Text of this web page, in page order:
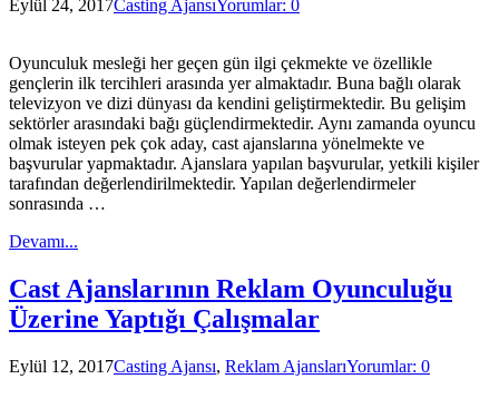
Eylül 24, 2017Casting AjansıYorumlar: 0
Oyunculuk mesleği her geçen gün ilgi çekmekte ve özellikle
gençlerin ilk tercihleri arasında yer almaktadır. Buna bağlı olarak
televizyon ve dizi dünyası da kendini geliştirmektedir. Bu gelişim
sektörler arasındaki bağı güçlendirmektedir. Aynı zamanda oyuncu
olmak isteyen pek çok aday, cast ajanslarına yönelmekte ve
başvurular yapmaktadır. Ajanslara yapılan başvurular, yetkili kişiler
tarafından değerlendirilmektedir. Yapılan değerlendirmeler
sonrasında …
Devamı...
Cast Ajanslarının Reklam Oyunculuğu
Üzerine Yaptığı Çalışmalar
Eylül 12, 2017Casting Ajansı, Reklam AjanslarıYorumlar: 0